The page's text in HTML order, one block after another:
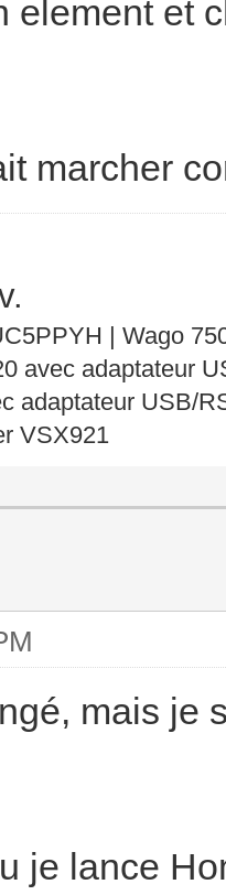
element et
marcher
| Wago
avec adaptateur
adaptateur USB/
VSX921
mais je
je lance